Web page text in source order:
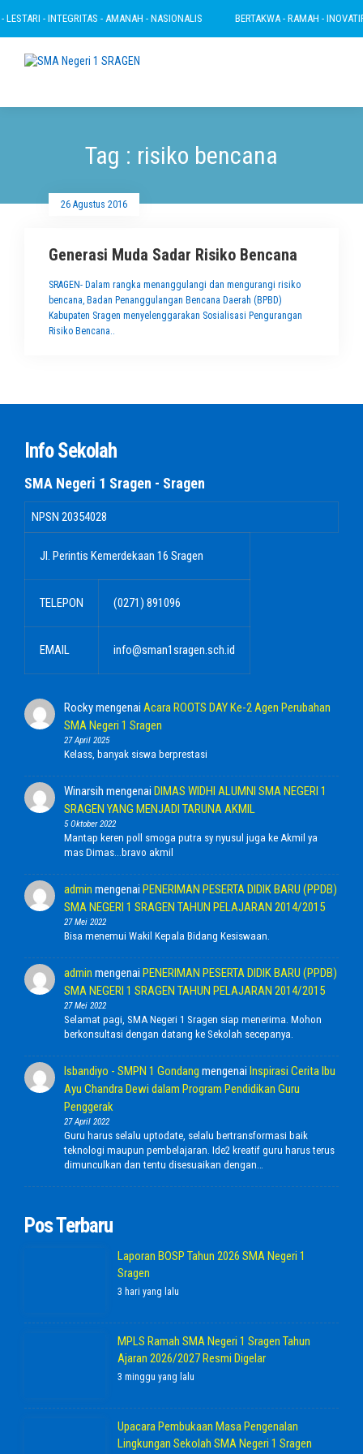
- INTEGRITAS - AMANAH - NASIONALIS BERTAKWA - RAMAH -
Tag : risiko bencana
26 Agustus 2016
Generasi Muda Sadar Risiko Bencana
SRAGEN- Dalam rangka menanggulangi dan mengurangi risiko
bencana, Badan Penanggulangan Bencana Daerah (BPBD)
Kabupaten Sragen menyelenggarakan Sosialisasi Pengurangan
Risiko Bencana..
Info Sekolah
SMA Negeri 1 Sragen - Sragen
NPSN 20354028
Jl. Perintis Kemerdekaan 16 Sragen
TELEPON (0271) 891096
EMAIL info@sman1sragen.sch.id
Rockymengenai Acara ROOTS DAY Ke-2 Agen Perubahan
SMA Negeri 1 Sragen
27 April 2025
Kelass, banyak siswa berprestasi
Winarsih mengenai DIMAS WIDHI ALUMNI SMA NEGERI 1
SRAGEN YANG MENJADI TARUNA AKMIL
5 Oktober 2022
Mantap keren poll smoga putra sy nyusul juga ke Akmil ya
mas Dimas...bravo akmil
admin mengenai PENERIMAN PESERTA DIDIK BARU (PPDB)
SMA NEGERI 1 SRAGEN TAHUN PELAJARAN 2014/2015
27 Mei 2022
Bisa menemui Wakil Kepala Bidang Kesiswaan.
admin mengenai PENERIMAN PESERTA DIDIK BARU (PPDB)
SMA NEGERI 1 SRAGEN TAHUN PELAJARAN 2014/2015
27 Mei 2022
Selamat pagi, SMA Negeri 1 Sragen siap menerima. Mohon
berkonsultasi dengan datang ke Sekolah secepanya.
Isbandiyo - SMPN 1 Gondang mengenai Inspirasi Cerita Ibu
Ayu Chandra Dewi dalam Program Pendidikan Guru
Penggerak
27 April 2022
Guru harus selalu uptodate, selalu bertransformasi baik
teknologi maupun pembelajaran. Ide2 kreatif guru harus terus
dimunculkan dan tentu disesuaikan dengan…
Pos Terbaru
Laporan BOSP Tahun 2026 SMA Negeri 1
Sragen
3 hari yang lalu
MPLS Ramah SMA Negeri 1 Sragen Tahun
Ajaran 2026/2027 Resmi Digelar
3 minggu yang lalu
Upacara Pembukaan Masa Pengenalan
Lingkungan Sekolah SMA Negeri 1 Sragen